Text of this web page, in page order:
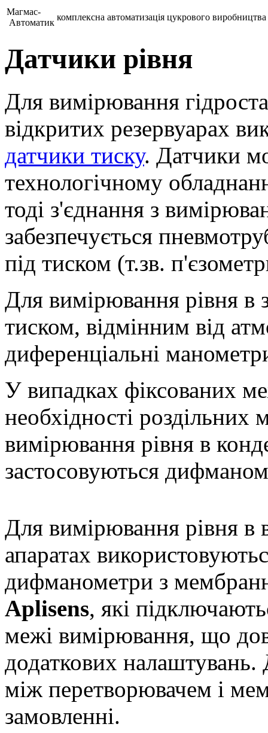
Магмас-
Автоматик
комплексна автоматизація цукрового виробництва
Датчики рівня
Для вимірювання
відкритих резервуарах
датчики тиску. Датчики
технологічному
тоді з'єднання з
забезпечується
під тиском (т.зв.
Для вимірювання рівня в
тиском, відмінним від
диференціальні
У випадках фіксованих
необхідності
вимірювання рівня в
застосовуються
Для вимірювання рівня в
апаратах
дифманометри з
Aplisens, які
межі вимірювання, що
додаткових
між перетворювачем і
замовленні.